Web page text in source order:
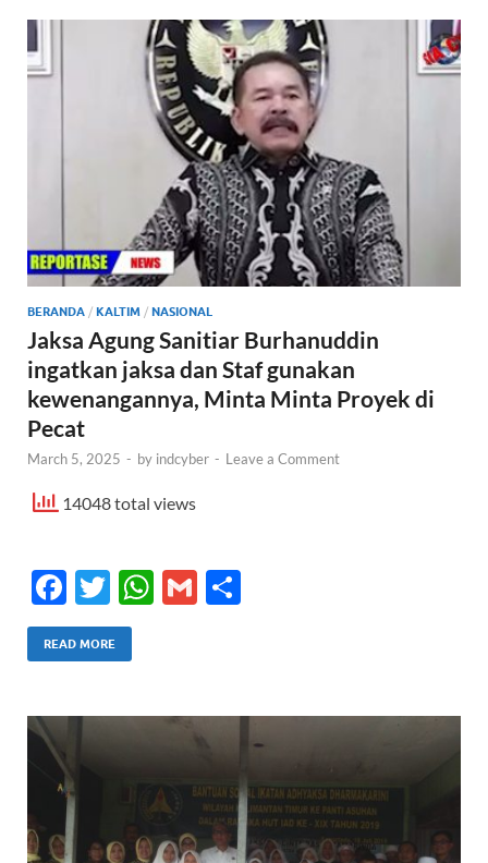
BERANDA / KALTIM / NASIONAL
Jaksa Agung Sanitiar Burhanuddin
ingatkan jaksa dan Staf gunakan
kewenangannya, Minta Minta Proyek di
Pecat
March 5, 2025 - by indcyber - Leave a Comment
14048 total views
F
ac
e
o
o
k
T
w
itt
W
A
p
p
G
READ MORE